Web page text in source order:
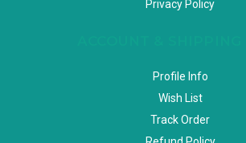
Privacy Policy
Profile Info
Wish List
Track Order